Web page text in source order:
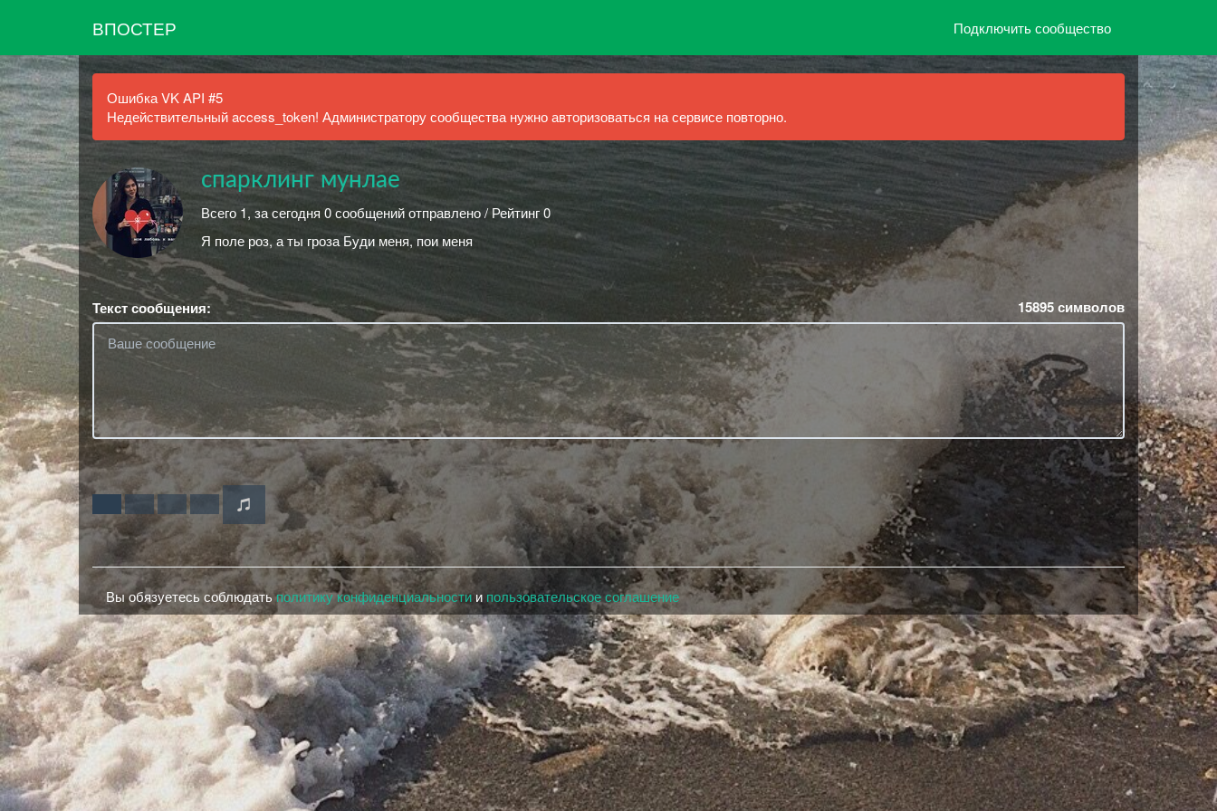
ВПОСТЕР Подключить сообщество
Ошибка VK API #5
Недействительный access_token! Администратору сообщества нужно авторизоваться на сервисе повторно.
спарклинг мунлае
Всего 1, за сегодня 0 сообщений отправлено / Рейтинг 0
Я поле роз, а ты гроза Буди меня, пои меня
Текст сообщения: 15895символов
Вы обязуетесь соблюдатьполитику конфиденциальностии пользовательское соглашение